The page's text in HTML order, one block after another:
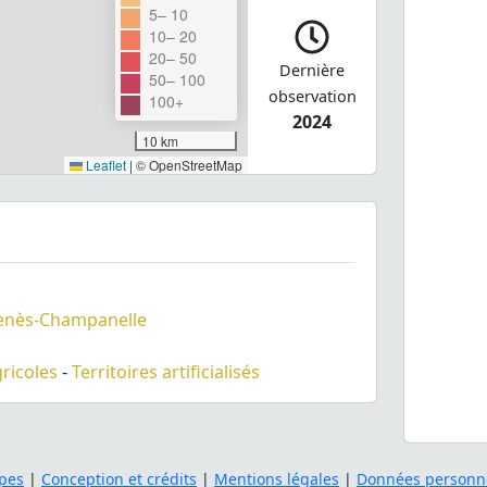
5– 10
10– 20
20– 50
50– 100
100+
10 km
Leaflet | © OpenStreetMap
Dernière
observation
2024
Champanelle
-Territoires artificialisés
| Conception et crédits | Mentions légales | Données